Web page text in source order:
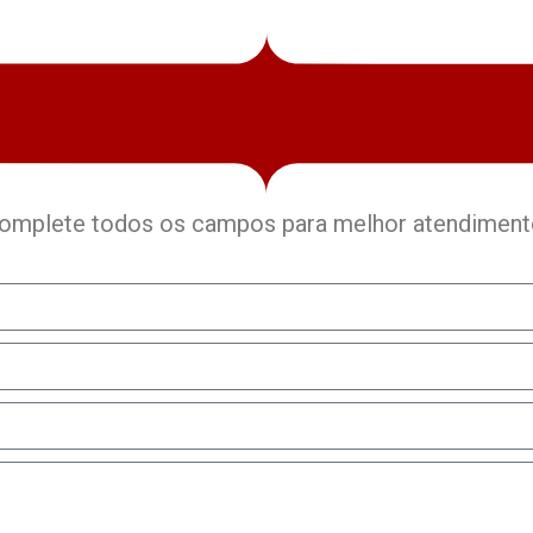
todos os campos para melhor